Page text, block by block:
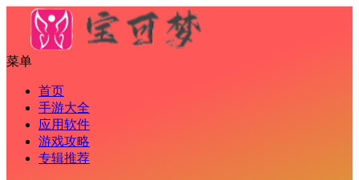
菜单
首页
手游大全
应用软件
游戏攻略
专辑推荐